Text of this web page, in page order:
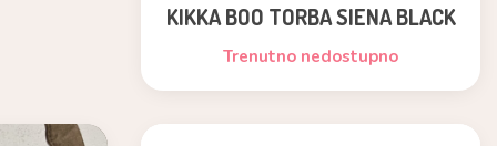
KIKKA BOO TORBA SIENA BLACK
SILVER
Trenutno nedostupno